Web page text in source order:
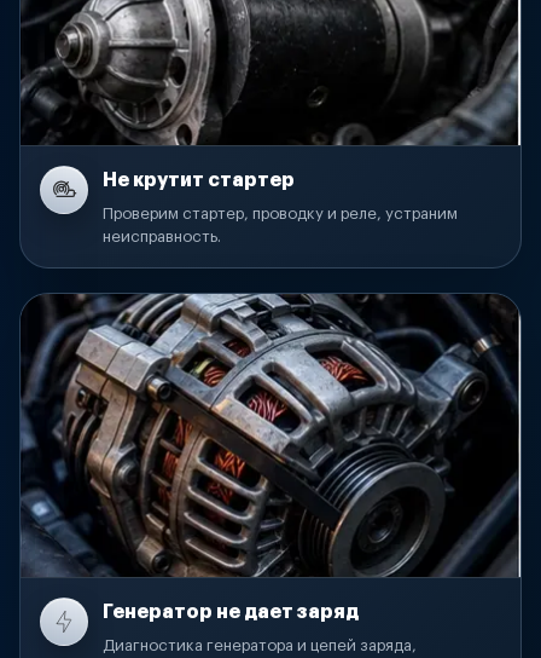
Не крутит стартер
Проверим стартер, проводку и реле, устраним
неисправность.
Генератор не дает заряд
Диагностика генератора и цепей заряда,